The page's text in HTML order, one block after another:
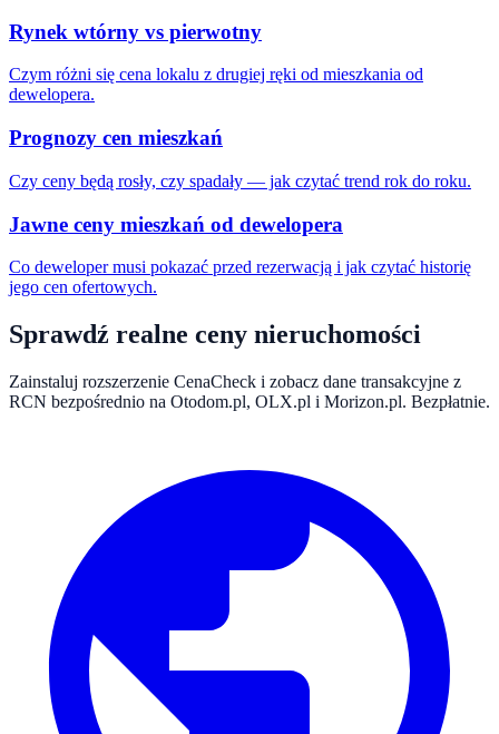
Rynek wtórny vs pierwotny
Czym różni się cena lokalu z drugiej ręki od mieszkania od
dewelopera.
Prognozy cen mieszkań
Czy ceny będą rosły, czy spadały — jak czytać trend rok do roku.
Jawne ceny mieszkań od dewelopera
Co deweloper musi pokazać przed rezerwacją i jak czytać historię
jego cen ofertowych.
Sprawdź realne ceny nieruchomości
Zainstaluj rozszerzenie CenaCheck i zobacz dane transakcyjne z
RCN bezpośrednio na Otodom.pl, OLX.pl i Morizon.pl. Bezpłatnie.